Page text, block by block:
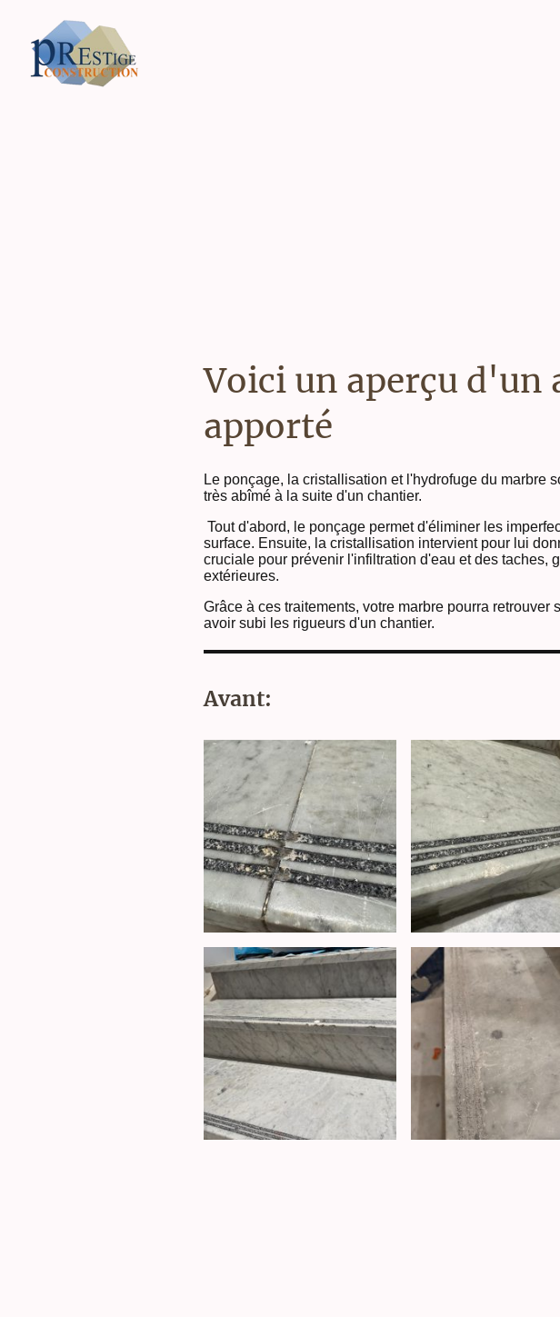
Voici un aperçu d'un
apporté
Le ponçage, la cristallisation et l'hydrofuge du marbre
très abîmé à la suite d'un chantier.
Tout d'abord, le ponçage permet d'éliminer les
surface. Ensuite, la cristallisation intervient pour lui
cruciale pour prévenir l'infiltration d'eau et des taches,
extérieures.
Grâce à ces traitements, votre marbre pourra
avoir subi les rigueurs d'un chantier.
Avant: